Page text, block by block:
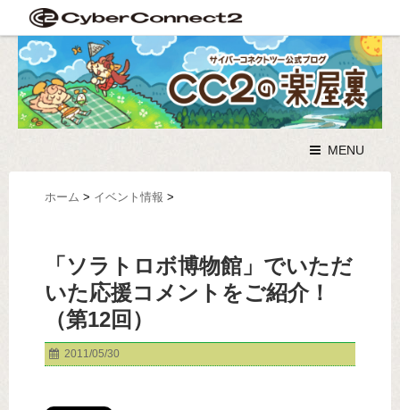
MENU
ホーム > イベント情報 >
「ソラトロボ博物館」でいただ
いた応援コメントをご紹介！
（第12回）
2011/05/30